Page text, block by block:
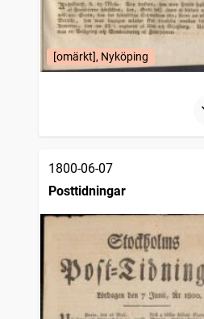
[omärkt], Nyköping
1800-06-07
Posttidningar